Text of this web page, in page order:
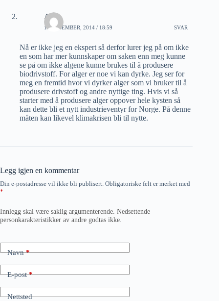
Arne
13 DESEMBER, 2014 / 18:59 SVAR
Nå er ikke jeg en ekspert så derfor lurer jeg på om ikke
en som har mer kunnskaper om saken enn meg kunne
se på om ikke algene kunne brukes til å produsere
biodrivstoff. For alger er noe vi kan dyrke. Jeg ser for
meg en fremtid hvor vi dyrker alger som vi bruker til å
produsere drivstoff og andre nyttige ting. Hvis vi så
starter med å produsere alger oppover hele kysten så
kan dette bli et nytt industrieventyr for Norge. På denne
måten kan likevel klimakrisen bli til nytte.
Legg igjen en kommentar
Din e-postadresse vil ikke bli publisert. Obligatoriske felt er merket med
*
Innlegg skal være saklig argumenterende. Nedsettende
personkarakteristikker av andre godtas ikke.
Navn*
E-post*
Nettsted